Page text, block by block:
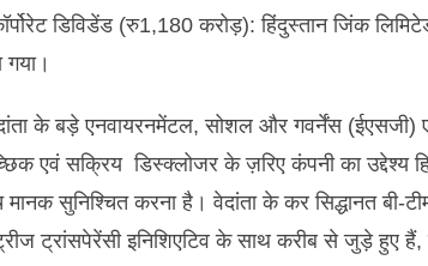
डिविडेंड(रु1,180करोड़):हिंदुस्तान जिंक
गया।
के बड़े एनवायरनमेंटल,सोशल और गवर्नेंस(ईएसजी)
एवं सक्रिय डिस्क्लोजर के ज़रिए कंपनी का उद्देश्य
मानक सुनिश्चित करना है। वेदांता के कर सिद्धानत बी-
ट्रांसपेरेंसी इनिशिएटिव के साथ करीब से जुड़े हुए हैं,